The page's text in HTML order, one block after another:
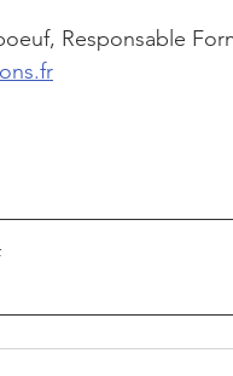
Responsable